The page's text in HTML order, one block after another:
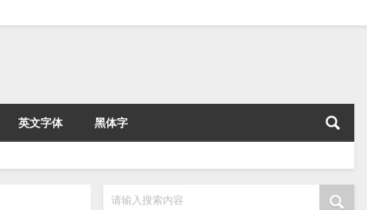
英文字体 黑体字
请输入搜索内容